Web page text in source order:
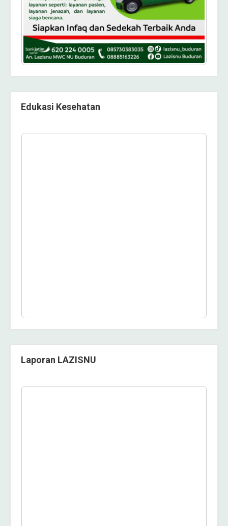
Edukasi Kesehatan
Laporan LAZISNU